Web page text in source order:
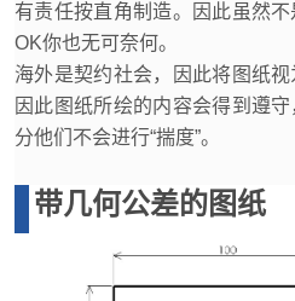
有责任按直角制造。因此虽然
OK你也无可奈何。
海外是契约社会，因此将图纸视
因此图纸所绘的内容会得到遵
分他们不会进行“揣度”。
带几何公差的图纸